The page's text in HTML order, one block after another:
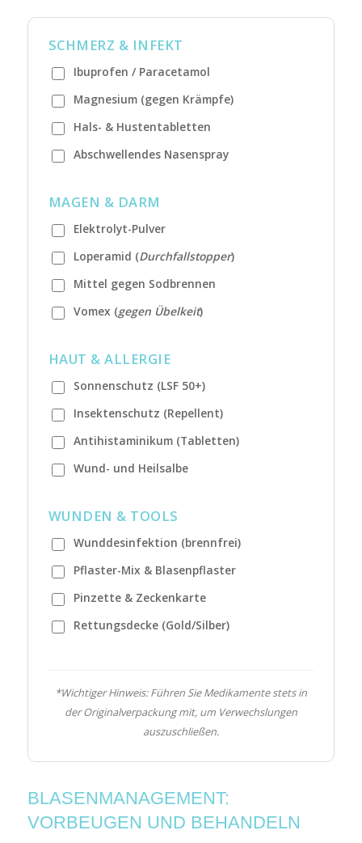
SCHMERZ & INFEKT
Ibuprofen / Paracetamol
Magnesium (gegen Krämpfe)
Hals- & Hustentabletten
Abschwellendes Nasenspray
MAGEN & DARM
Elektrolyt-Pulver
Loperamid (Durchfallstopper)
Mittel gegen Sodbrennen
Vomex (gegen Übelkeit)
HAUT & ALLERGIE
Sonnenschutz (LSF 50+)
Insektenschutz (Repellent)
Antihistaminikum (Tabletten)
Wund- und Heilsalbe
WUNDEN & TOOLS
Wunddesinfektion (brennfrei)
Pflaster-Mix & Blasenpflaster
Pinzette & Zeckenkarte
Rettungsdecke (Gold/Silber)
*Wichtiger Hinweis: Führen Sie Medikamente stets in
der Originalverpackung mit, um Verwechslungen
auszuschließen.
BLASENMANAGEMENT:
VORBEUGEN UND BEHANDELN